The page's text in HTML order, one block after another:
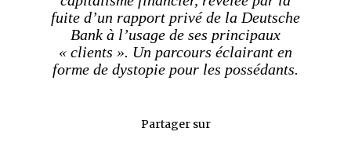
fuite d’un rapport privé de la Deutsche
Bank à l’usage de ses principaux
« clients ». Un parcours éclairant en
forme de dystopie pour les possédants.
Partager sur